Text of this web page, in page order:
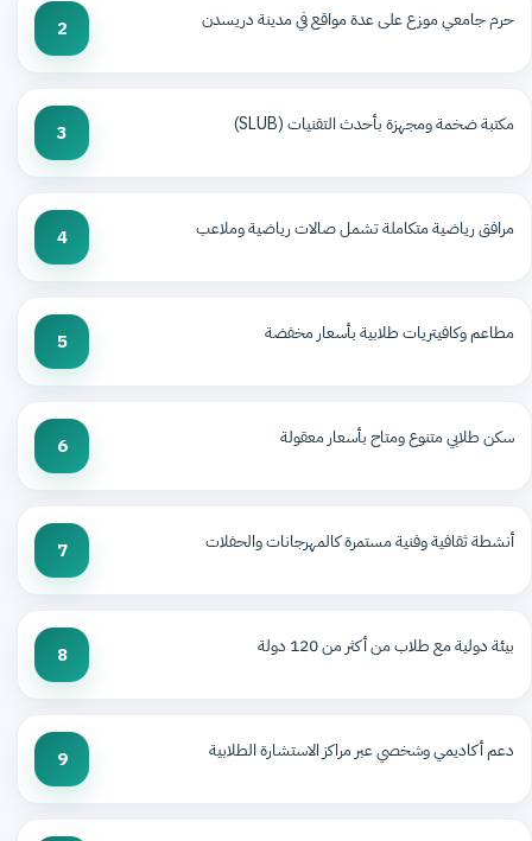
حرم جامعي موزع على عدة مواقع في مدينة دريسدن 2
مكتبة ضخمة ومجهزة بأحدث التقنيات (SLUB) 3
مرافق رياضية متكاملة تشمل صالات رياضية وملاعب 4
مطاعم وكافيتريات طلابية بأسعار مخفضة 5
سكن طلابي متنوع ومتاح بأسعار معقولة 6
أنشطة ثقافية وفنية مستمرة كالمهرجانات والحفلات 7
بيئة دولية مع طلاب من أكثر من 120 دولة 8
دعم أكاديمي وشخصي عبر مراكز الاستشارة الطلابية 9